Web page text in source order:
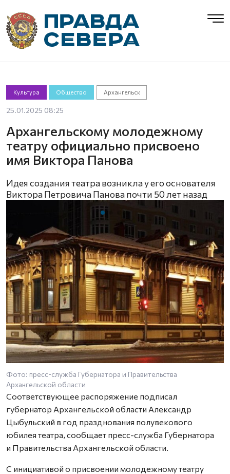
Культура Общество Архангельск
25.01.2025 08:25
Архангельскому молодежному
театру официально присвоено
имя Виктора Панова
Идея создания театра возникла у его основателя
Виктора Петровича Панова почти 50 лет назад
Фото: пресс-служба Губернатора и Правительства
Архангельской области
Соответствующее распоряжение подписал
губернатор Архангельской области Александр
Цыбульский в год празднования полувекового
юбилея театра, сообщает пресс-служба Губернатора
и Правительства Архангельской области.
С инициативой о присвоении молодежному театру